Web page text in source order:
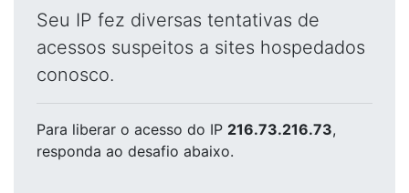
Seu IP fez diversas tentativas de
acessos suspeitos a sites hospedados
conosco.
Para liberar o acesso do IP 216.73.216.73,
responda ao desafio abaixo.